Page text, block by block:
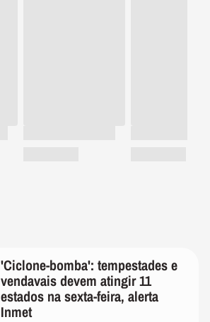
'Ciclone-bomba': tempestades e
vendavais devem atingir 11
estados na sexta-feira, alerta
Inmet